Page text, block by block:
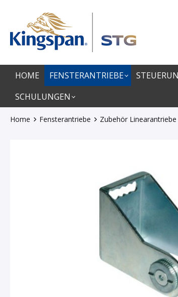
HOME FENSTERANTRIEBE
SCHULUNGEN
Home Fensterantriebe Zubehör Linearantriebe